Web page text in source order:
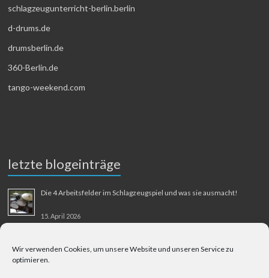
Wir verwenden Cookies, um unsere Website und unseren Service zu
optimieren.
schlagzeugunterricht-berlin.berlin
d-drums.de
drumsberlin.de
360-Berlin.de
tango-weekend.com
letzte blogeinträge
Die 4 Arbeitsfelder im Schlagzeugspiel und was sie ausmacht!
15. April 2026
31. August 2025